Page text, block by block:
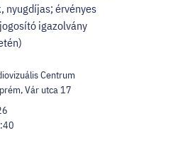
nyugdíjas; érvényes
igazolvány
Centrum
Vár utca 17